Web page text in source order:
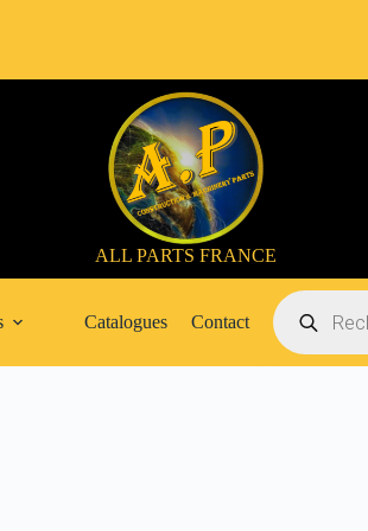
ALL PARTS FRANCE
Catalogues Contact
Recherche
de
produits